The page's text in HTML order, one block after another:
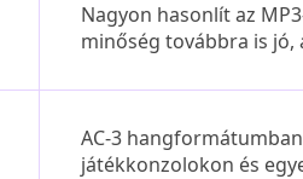
Nagyon hasonlít az
minőség továbbra is
AC-3
játékkonzolokon és